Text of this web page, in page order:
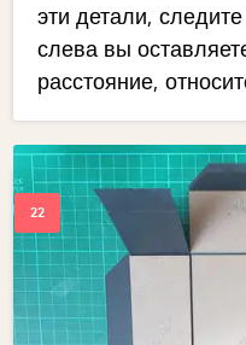
эти детали,
слева вы
расстояние,